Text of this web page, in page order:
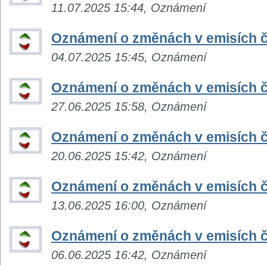
11.07.2025 15:44, Oznámení
Oznámení o změnách v emisích
04.07.2025 15:45, Oznámení
Oznámení o změnách v emisích
27.06.2025 15:58, Oznámení
Oznámení o změnách v emisích
20.06.2025 15:42, Oznámení
Oznámení o změnách v emisích
13.06.2025 16:00, Oznámení
Oznámení o změnách v emisích
06.06.2025 16:42, Oznámení